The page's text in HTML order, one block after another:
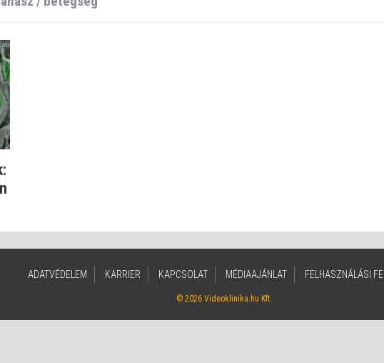
ADATVÉDELEM KARRIER KAPCSOLAT MÉDIAAJÁNLAT FELHASZNÁLÁSI
© 2026 Videoklinika.hu Kft.